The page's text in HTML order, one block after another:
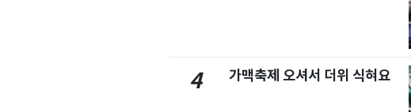
4 가맥축제 오셔서 더위 식혀요